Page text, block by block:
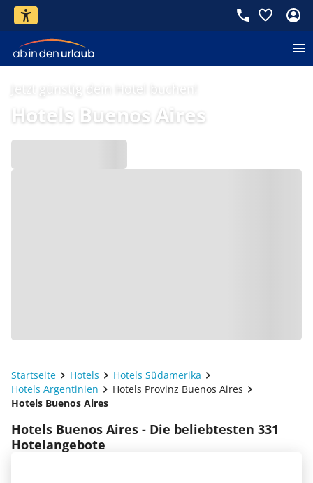
Jetzt günstig dein Hotel buchen!
Hotels Buenos Aires
Startseite Hotels
Hotels Südamerika
Hotels Argentinien
Hotels Provinz Buenos Aires
Hotels Buenos Aires
Hotels Buenos Aires - Die beliebtesten 331
Hotelangebote